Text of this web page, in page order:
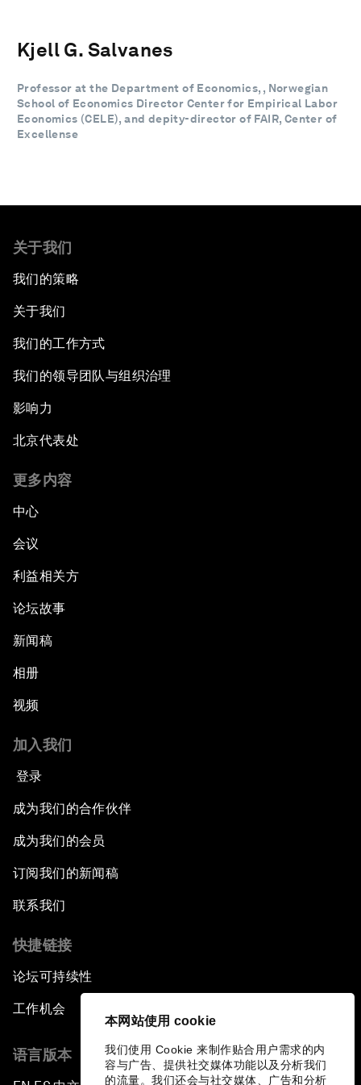
本网站使用 cookie
我们使用 Cookie 来制作贴合用户需求的内
容与广告、提供社交媒体功能以及分析我们
的流量。我们还会与社交媒体、广告和分析
Kjell G. Salvanes
Professor at the Department of Economics, , Norwegian
School of Economics Director Center for Empirical Labor
Economics (CELE), and depity-director of FAIR, Center of
Excellense
关于我们
我们的策略
关于我们
我们的工作方式
我们的领导团队与组织治理
影响力
北京代表处
更多内容
中心
会议
利益相关方
论坛故事
新闻稿
相册
视频
加入我们
登录
成为我们的合作伙伴
成为我们的会员
订阅我们的新闻稿
联系我们
快捷链接
论坛可持续性
工作机会
语言版本